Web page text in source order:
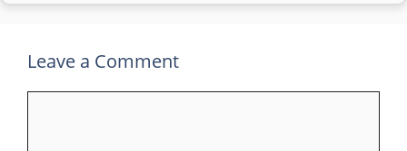
Leave a Comment